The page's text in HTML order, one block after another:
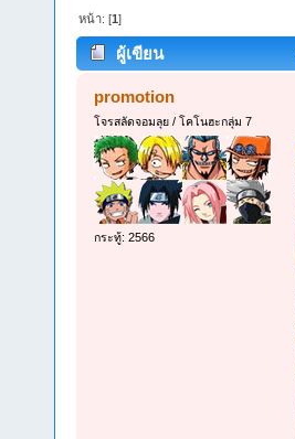
หน้า: [1]
ผู้เขียน
promotion
โจรสลัดจอมลุย / โคโนฮะกลุ่ม 7
กระทู้: 2566